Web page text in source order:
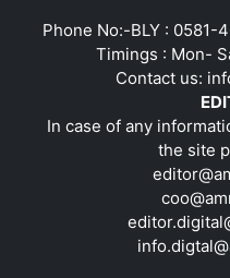
Phone No:-BLY : 0581-
Timings : Mon-
Contact us:
In case of any
the site